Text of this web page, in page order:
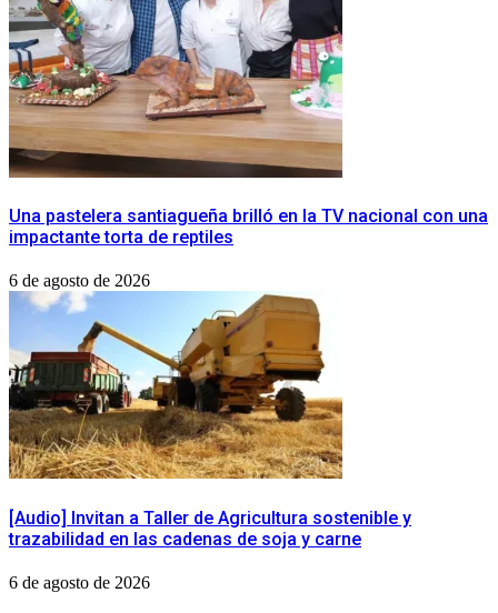
Una pastelera santiagueña brilló en la TV nacional con una
impactante torta de reptiles
6 de agosto de 2026
[Audio] Invitan a Taller de Agricultura sostenible y
trazabilidad en las cadenas de soja y carne
6 de agosto de 2026